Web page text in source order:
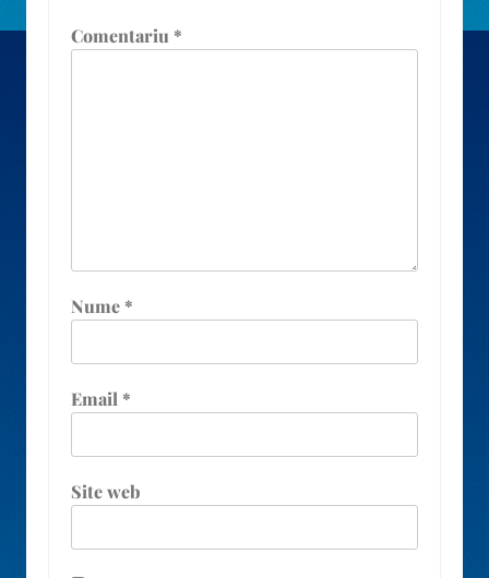
Comentariu *
Nume *
Email *
Site web